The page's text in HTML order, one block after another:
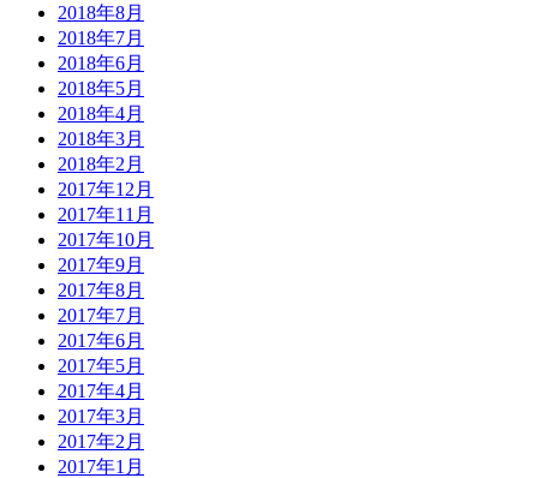
2018年8月
2018年7月
2018年6月
2018年5月
2018年4月
2018年3月
2018年2月
2017年12月
2017年11月
2017年10月
2017年9月
2017年8月
2017年7月
2017年6月
2017年5月
2017年4月
2017年3月
2017年2月
2017年1月